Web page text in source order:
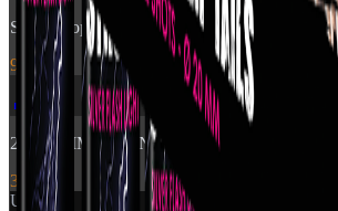
Stroboscope 60sec
99 kr.
🎆
2840 - TIME RAIN WILLOW CROSSETTE
399 kr.
Udsolgt